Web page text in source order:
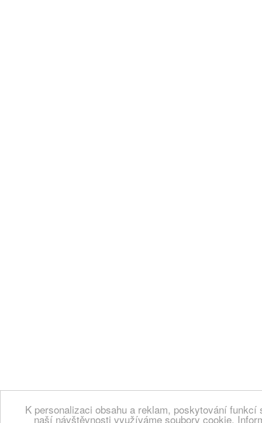
K personalizaci obsahu a reklam, poskytování
naší návštěvnosti využíváme soubory cookie.